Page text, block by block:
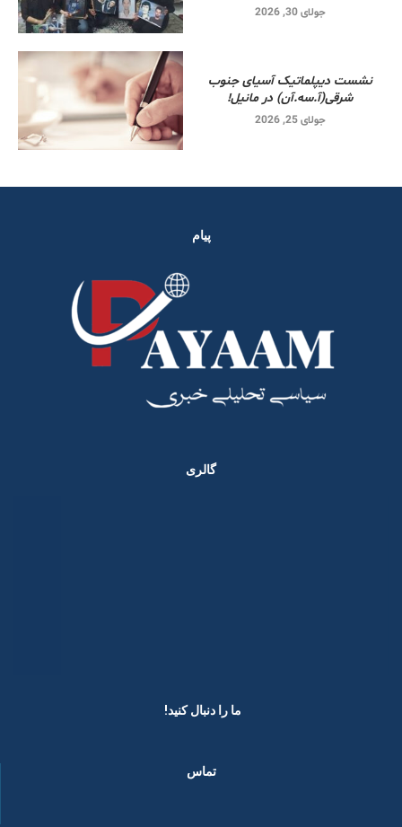
جولای 30, 2026
نشست دیپلماتیک آسیای جنوب
شرقی‌(آ.سه.آن) در مانیل!
جولای 25, 2026
پیام
گالری
ما را دنبال کنید! ​
تماس